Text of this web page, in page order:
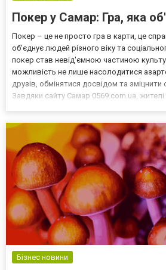
Покер у Самар: Гра, яка
Покер – це не просто гра в карти, це
об'єднує людей різного віку та
покер став невід'ємною частиною
можливість не лише насолодитися
друзів, обмінятися досвідом та зміцнити
Завдяки сайту Самар 0569.com.ua,
Бізнес новини